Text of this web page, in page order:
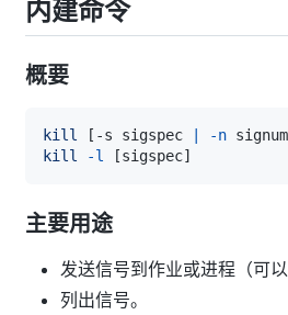
内建命令
概要
kill [ -s sigspec -n signum
kill
-l [sigspec]
主要用途
发送信号到作业或进程（可以
列出信号。